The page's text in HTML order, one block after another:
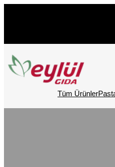
Tüm Ürünler